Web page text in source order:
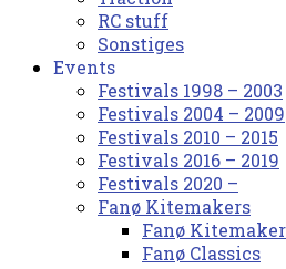
RC stuff
Sonstiges
Events
Festivals 1998 – 2003
Festivals 2004 – 2009
Festivals 2010 – 2015
Festivals 2016 – 2019
Festivals 2020 –
Fanø Kitemakers
Fanø
Fanø Classics